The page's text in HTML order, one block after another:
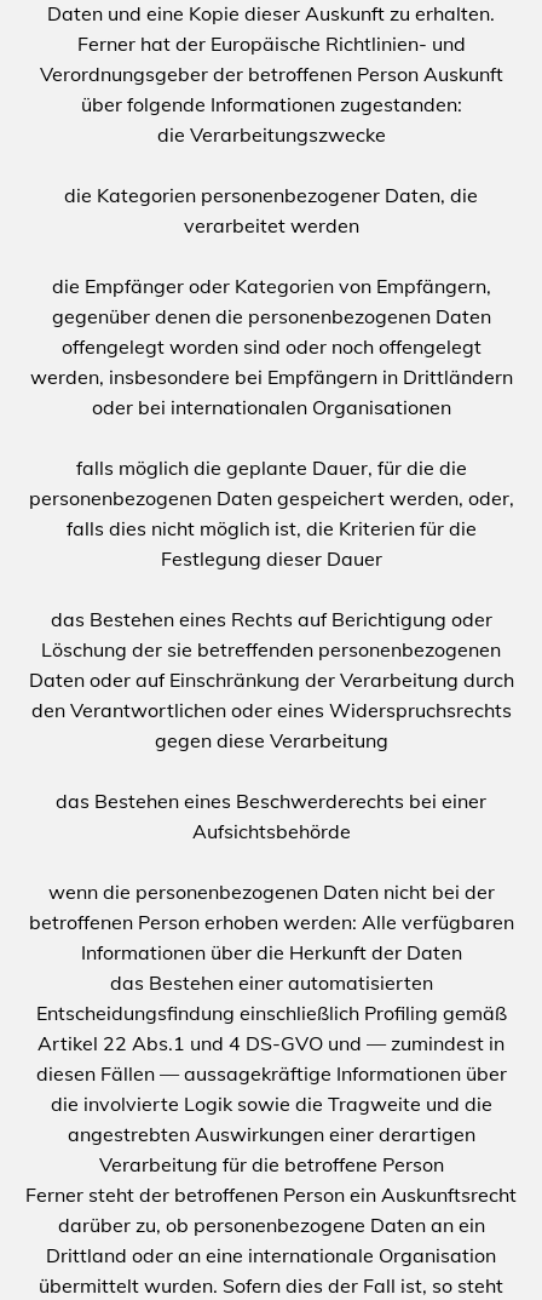
Daten und eine Kopie dieser Auskunft zu erhalten.
Ferner hat der Europäische Richtlinien- und
Verordnungsgeber der betroffenen Person Auskunft
über folgende Informationen zugestanden:
die Verarbeitungszwecke
die Kategorien personenbezogener Daten, die
verarbeitet werden
die Empfänger oder Kategorien von Empfängern,
gegenüber denen die personenbezogenen Daten
offengelegt worden sind oder noch offengelegt
werden, insbesondere bei Empfängern in Drittländern
oder bei internationalen Organisationen
falls möglich die geplante Dauer, für die die
personenbezogenen Daten gespeichert werden, oder,
falls dies nicht möglich ist, die Kriterien für die
Festlegung dieser Dauer
das Bestehen eines Rechts auf Berichtigung oder
Löschung der sie betreffenden personenbezogenen
Daten oder auf Einschränkung der Verarbeitung durch
den Verantwortlichen oder eines Widerspruchsrechts
gegen diese Verarbeitung
das Bestehen eines Beschwerderechts bei einer
Aufsichtsbehörde
wenn die personenbezogenen Daten nicht bei der
betroffenen Person erhoben werden: Alle verfügbaren
Informationen über die Herkunft der Daten
das Bestehen einer automatisierten
Entscheidungsfindung einschließlich Profiling gemäß
Artikel 22 Abs.1 und 4 DS-GVO und — zumindest in
diesen Fällen — aussagekräftige Informationen über
die involvierte Logik sowie die Tragweite und die
angestrebten Auswirkungen einer derartigen
Verarbeitung für die betroffene Person
Ferner steht der betroffenen Person ein Auskunftsrecht
darüber zu, ob personenbezogene Daten an ein
Drittland oder an eine internationale Organisation
übermittelt wurden. Sofern dies der Fall ist, so steht